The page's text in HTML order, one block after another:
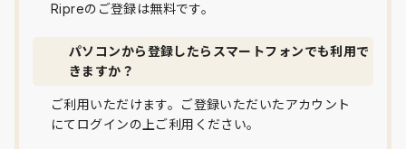
Ripreのご登録は無料です。
パソコンから登録したらスマートフォンでも利用で
きますか？
ご利用いただけます。ご登録いただいたアカウント
にてログインの上ご利用ください。